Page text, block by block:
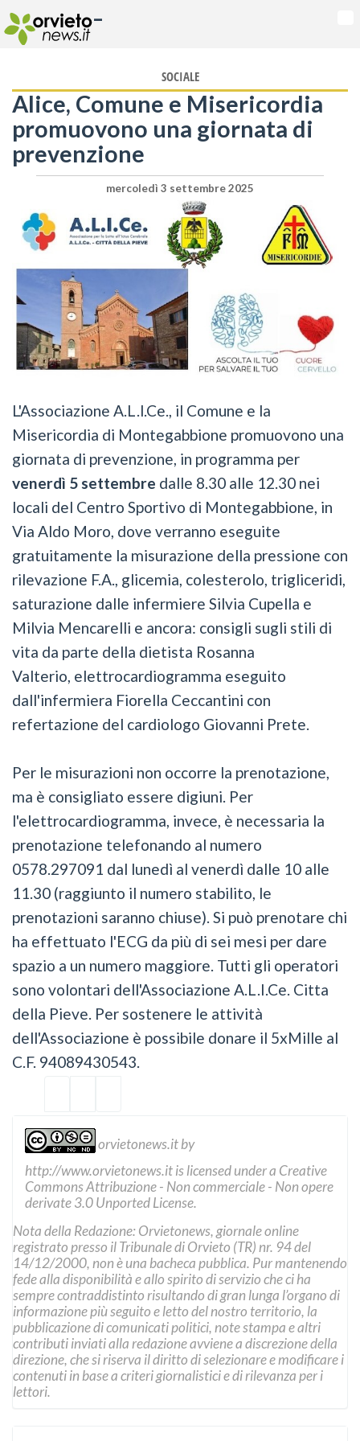
-
SOCIALE
Alice, Comune e Misericordia
promuovono una giornata di
prevenzione
mercoledì 3 settembre 2025
L'Associazione A.L.l.Ce., il Comune e la
Misericordia di Montegabbione promuovono una
giornata di prevenzione, in programma per
venerdì 5 settembre dalle 8.30 alle 12.30 nei
locali del Centro Sportivo di Montegabbione, in
Via Aldo Moro, dove verranno eseguite
gratuitamente la misurazione della pressione con
rilevazione F.A., glicemia, colesterolo, trigliceridi,
saturazione dalle infermiere Silvia Cupella e
Milvia Mencarelli e ancora: consigli sugli stili di
vita da parte della dietista Rosanna
Valterio, elettrocardiogramma eseguito
dall'infermiera Fiorella Ceccantini con
refertazione del cardiologo Giovanni Prete.
Per le misurazioni non occorre la prenotazione,
ma è consigliato essere digiuni. Per
l'elettrocardiogramma, invece, è necessaria la
prenotazione telefonando al numero
0578.297091 dal lunedì al venerdì dalle 10 alle
11.30 (raggiunto il numero stabilito, le
prenotazioni saranno chiuse). Si può prenotare chi
ha effettuato l'ECG da più di sei mesi per dare
spazio a un numero maggiore. Tutti gli operatori
sono volontari dell'Associazione A.L.I.Ce. Citta
della Pieve. Per sostenere le attività
dell'Associazione è possibile donare il 5xMille al
C.F. 94089430543.
orvietonews.itby
http://www.orvietonews.itis licensed under a Creative
Commons Attribuzione - Non commerciale - Non opere
derivate 3.0 Unported License.
Nota della Redazione: Orvietonews, giornale online
registrato presso il Tribunale di Orvieto (TR) nr. 94 del
14/12/2000, non è una bacheca pubblica. Pur mantenendo
fede alla disponibilità e allo spirito di servizio che ci ha
sempre contraddistinto risultando di gran lunga l’organo di
informazione più seguito e letto del nostro territorio, la
pubblicazione di comunicati politici, note stampa e altri
contributi inviati alla redazione avviene a discrezione della
direzione, che si riserva il diritto di selezionare e modificare i
contenuti in base a criteri giornalistici e di rilevanza per i
lettori.